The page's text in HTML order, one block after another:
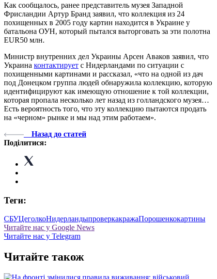
Как сообщалось, ранее представитель музея Западной
Фрисландии Артур Бранд заявил, что коллекция из 24
похищенных в 2005 году картин находится в Украине у
батальона ОУН, который пытался выторговать за эти полотна
EUR50 млн.
Министр внутренних дел Украины Арсен Аваков заявил, что
Украина контактирует с Нидерландами по ситуации с
похищенными картинами и рассказал, «что на одной из дач
под Донецком группа людей обнаружила коллекцию, которую
идентифицируют как имеющую отношение к той коллекции,
которая пропала несколько лет назад из голландского музея…
Есть вероятность того, что эту коллекцию пытаются продать
на «черном» рынке и мы над этим работаем».
Назад до статей
Поділитися:
Теги:
СБУЦеголкоНидерландыпроверкакражаПорошенкокартины
Читайте нас у Google News
Читайте нас у Telegram
Читайте також